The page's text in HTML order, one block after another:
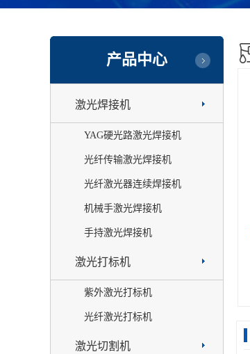
产品中心
激光焊接机
YAG硬光路激光焊接机
光纤传输激光焊接机
光纤激光器连续焊接机
机械手激光焊接机
手持激光焊接机
激光打标机
紫外激光打标机
光纤激光打标机
激光切割机